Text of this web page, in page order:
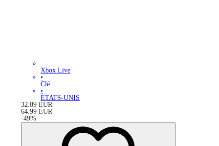
Xbox Live
•
Clé
•
ÉTATS-UNIS
32.89 EUR
64.99 EUR
-49%